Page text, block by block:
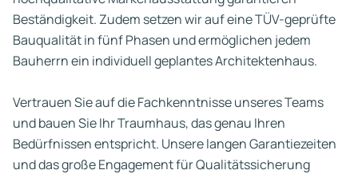
Beständigkeit. Zudem setzen wir auf eine TÜV-geprüfte
Bauqualität in fünf Phasen und ermöglichen jedem
Bauherrn ein individuell geplantes Architektenhaus.
Vertrauen Sie auf die Fachkenntnisse unseres Teams
und bauen Sie Ihr Traumhaus, das genau Ihren
Bedürfnissen entspricht. Unsere langen Garantiezeiten
und das große Engagement für Qualitätssicherung